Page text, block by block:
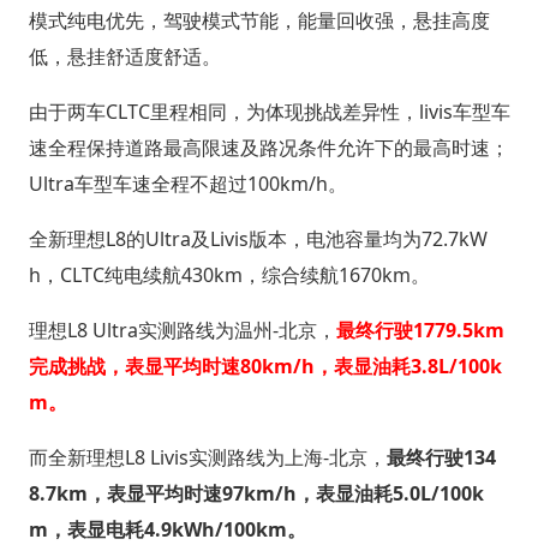
模式纯电优先，驾驶模式节能，能量回收强，悬挂高度
低，悬挂舒适度舒适。
由于两车CLTC里程相同，为体现挑战差异性，livis车型车
速全程保持道路最高限速及路况条件允许下的最高时速；
Ultra车型车速全程不超过100km/h。
全新理想L8的Ultra及Livis版本，电池容量均为72.7kW
h，CLTC纯电续航430km，综合续航1670km。
理想L8 Ultra实测路线为温州-北京， 最终行驶1779.5km
完成挑战，表显平均时速80km/h，表显油耗3.8L/100k
m。
而全新理想L8 Livis实测路线为上海-北京， 最终行驶134
8.7km，表显平均时速97km/h，表显油耗5.0L/100k
m，表显电耗4.9kWh/100km。